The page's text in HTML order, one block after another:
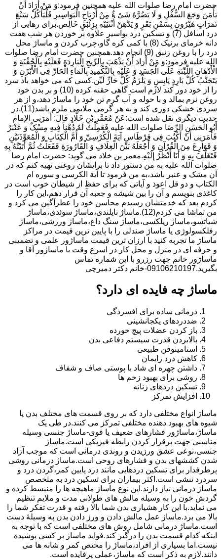
حضرت امام رضا صلوات الله علیه همچنین فرمود:وَ مَنْ أَرَادَ أَنْ
یَأْمَنَ وَجَعَ السُّفْلِ وَ لَا یَضُرَّهُ شَیْ ءٌ مِنْ أَرْیَاحِ الْبَوَاسِیرِ فَلْیَأْکُلْ سَبْعَ
تَمَرَاتٍ هَیْرُونٍ بِسَمْنِ بَقَرٍ وَ یَدَّهِنْ أُنْثَیَیْهِ بِزِئْبَقٍ خَالِص.برای رهایی از
درد اسافل (7) و تسکین درد بواسیر علاوه بر خوردن هر شب هفت
دانه خرمای برنیک (8) با کمی کره گاو،چرب کردن و ماساژ محل
درد را با روغن زنبق (9) انجام دهد.همچنین حضرت امام رضا صلوات
الله علیه فرمود:وَ مَنْ أَرَادَ أَنْ یَذْهَبَ بِالرِّیحِ الْبَارِدَةِ فَعَلَیْهِ بِالْحُقْنَةِ وَ
الْأَدْهَانِ اللَّیِّنَةِ عَلَى الْجَسَدِ وَ عَلَیْهِ بِالتَّکْمِیدِ بِالْمَاءِ الْحَارِّ فِی الْأَبْزَنِ وَ
یَتَجَنَّبُ کُلَّ بَارِدٍ یَابِسٍ وَ یَلْزَمُ کُلَّ حَارٍّ لَیِّن.کسی که می خواهد باد سرد
را از خود دور کند لازم است گاهی حقنه کرده (10) و بر بدن خود
روغن نرم بمالد و با حوله و آب گرم تن خود را ماساژ دهد،و از هر
سردی خشکی دوری کند و به هر گرمی ملایمی ملزم باشد(11).در
حدیث دیگری نقل شده است:عَنْ مُعَمَّرِ بْنِ خَلَّادٍ قَالَ: أَمَرَنِی الإمام
أَبُو الْحَسَنِ الرِّضَا صلوات الله علیه فَعَمِلْتُ لَهُ دُهْناً فِیهِ مِسْکٌ وَ عَنْبَرٌ
فَأَمَرَنِی أَنْ أَکْتُبَ فِی قِرْطَاسٍ آیَةَ الْکُرْسِیِّ وَ أُمَّ الْکِتَابِ وَ الْمُعَوِّذَتَیْنِ
وَ قَوَارِعَ مِنَ الْقُرْآنِ وَ أَجْعَلَهُ بَیْنَ الْغِلَافِ وَ الْقَارُورَةِ فَفَعَلْتُ ثُمَّ أَتَیْتُهُ بِهِ
فَتَغَلَّفَ بِهِ وَ أَنَا أَنْظُرُ إِلَیْهِ.معمر بن خلاد می گوید: حضرت امام رضا
صلوات الله علیه به من دستور داد تا برایشان روغنى تهیه کنم که در
آن مشک و عنبر باشد،به من فرمود تا آیة الکرسى و سوره ام
الکتاب و دو قل اعوذ و آیاتى که براى حفظ از شیطان خوب است در
کاغذى بنویسم و آن را بین شیشه و جعبه آن قرار دهم،این کار را
کردم بعد که خدمتشان رسیدم محاسن خود را عطرآگین می کرد و
من تماشا می کردم(12).ماساژ تایلندی،ماساژ سوئدی،ماساژ
شیاتسو،ماساژ ریلکسی،ماساژ سنگ داغ،ماساژ ورزشی،ماساژ
رفلکسولوژی یا ماساژ صندلی را با پایین ترین قیمت در مراکز
ماساژ ما تجربه کنید با ارزان ترین قیمت ماساژور علمی و تضمینی
و حرفه ای در منزل و محل کار در اسرع وقت با ماساژور آقا و
ماساژور خانم جهت رزرو با این شماره تماس
بگیرید.09106210197-خانم دکتر دمیرچی
ماساژ چه فایده ای دارد؟
درمانی ساده برای افسردگی
ضددردهای یکجانشینی
باز کردن عضلات پیچ خورده
بالابردن قدرت سیستم دفاعی بدن
استامینوفن طبیعی
کاهش درد زایمان
داشتن چهره ای شاد با پوستی صاف و شفاف
روشی برای بهبود زخم ها
تسکین دردهای زنانه
افزایش تمرکز
ماساژ انواع مختلفی دارد که بر روی قسمت های مختلف بدن یا
شیوه های بهبود دهنده مختلفی تمرکز می کنند.در طی یک
ماساژ،ماساژور فشارهای ضعیف یا قوی-ماساژ جنسی وسیله
مناسبی جهت برقرار کردن رابطه فیزیکی است.ماساژ
جنسی،نوعی عشق ورزیدن و روندی درمانی است که موجب آزاد
شدن کششهای بدن و فشارهای روحی است.ماساژ درمانی روشی
پرطرفدار برای تسکین دردهایی مانند درد پایین کمر،گردن درد و
سردرد تنشی است.اکثر بیماران برای تسکین درد به متخصص
ماساژ درمانی نیاز دارند.این نوع ماساژ ماهیچه ها را منبسط کرده و
گردش خون را به وسیله مالش های طولانی مدت و ملایم تنظیم
می نماید.با این کار هشیاری بدن شما بالا رفته و قدرت تفکر شما را
بالا می برد.ماساژ عمل مالش دادن و ورز دادن بدن به وسیلۀ دست
است.ماساژ درمانی شامل روش های مختلفی است که با توجه به
اینکه کدام قسمت بدن را درگیر کند.فواید ماساژ بر کسی پوشیده
نیست.اما بسیاری از افراد،ماساژ را مختص کمر و شانه ها می
دانند.لازم به ذکر است که ماساژ،عملی پرفایده است.